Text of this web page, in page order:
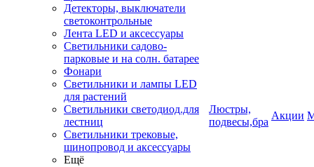
Детекторы, выключатели
светоконтрольные
Лента LED и аксессуары
Светильники садово-
парковые и на солн. батарее
Фонари
Светильники и лампы LED
для растений
Светильники светодиод.для
лестниц
Светильники трековые,
шинопровод и аксессуары
Ещё
Люстры,
подвесы,бра
Акции